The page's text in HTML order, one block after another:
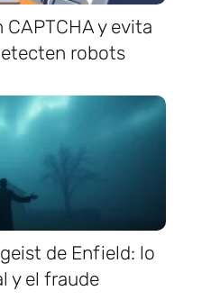
y evita
robots
de Enfield: lo
y el fraude